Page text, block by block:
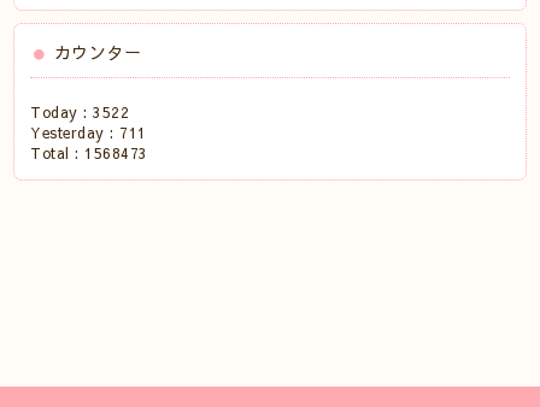
カウンター
Today :3522
Yesterday : 711
Total : 1568473